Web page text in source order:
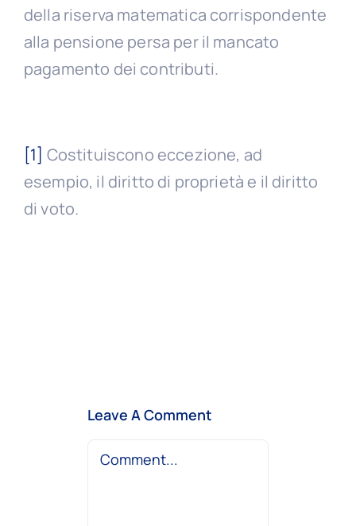
della riserva matematica corrispondente
alla pensione persa per il mancato
pagamento dei contributi.
[1] Costituiscono eccezione, ad
esempio, il diritto di proprietà e il diritto
di voto.
Leave A Comment
Comment